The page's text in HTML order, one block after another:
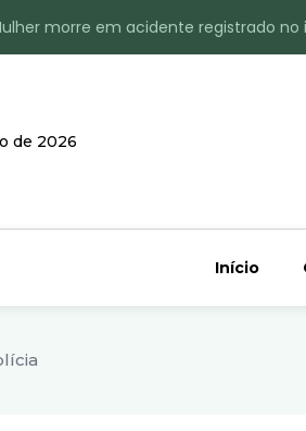
morre em acidente registrado no
Identificado o jovem assassinado no
de 2026
Início